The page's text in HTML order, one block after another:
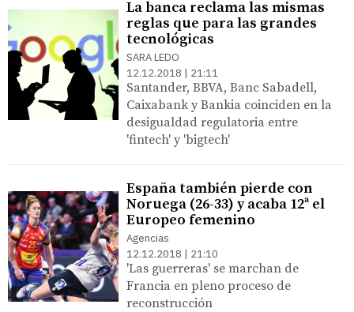
La banca reclama las mismas
reglas que para las grandes
tecnológicas
SARA LEDO
12.12.2018 | 21:11
Santander, BBVA, Banc Sabadell,
Caixabank y Bankia coinciden en la
desigualdad regulatoria entre
'fintech' y 'bigtech'
España también pierde con
Noruega (26-33) y acaba 12ª el
Europeo femenino
Agencias
12.12.2018 | 21:10
'Las guerreras' se marchan de
Francia en pleno proceso de
reconstrucción